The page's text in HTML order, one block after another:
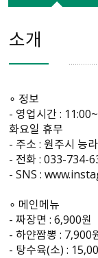
소개
∘ 정보
- 영업시간 :
화요일 휴무
- 주소 : 원주시 능
- 전화 : 033-734-
- SNS :
∘ 메인메뉴
- 짜장면 : 6,900원
- 하얀짬뽕 : 7,900
- 탕수육(소) :